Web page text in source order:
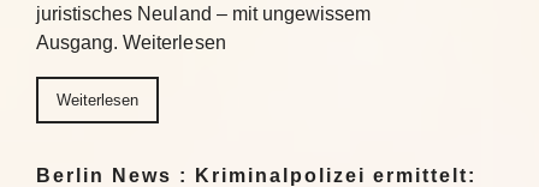
juristisches Neuland – mit ungewissem
Ausgang. Weiterlesen
Weiterlesen
Berlin News : Kriminalpolizei ermittelt: